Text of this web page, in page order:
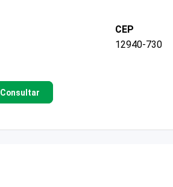
CEP
12940-730
Consultar